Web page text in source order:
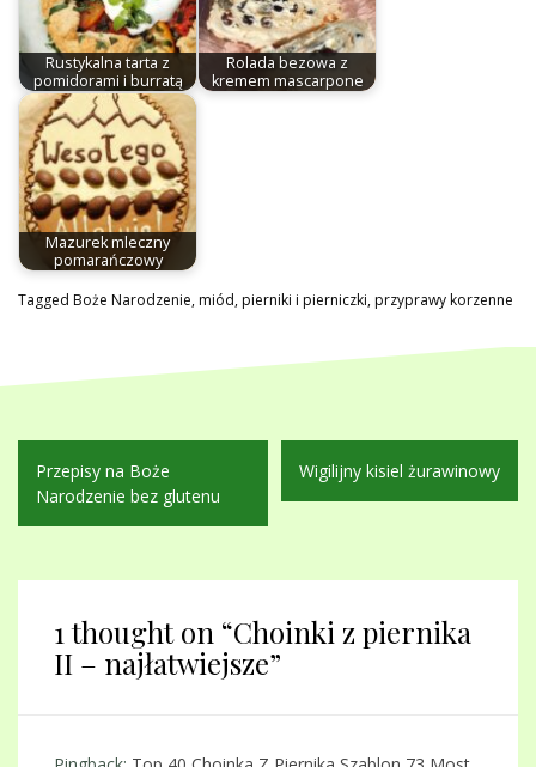
Rustykalna tarta z
pomidorami i burratą
Rolada bezowa z
kremem mascarpone
Mazurek mleczny
pomarańczowy
Tagged Boże Narodzenie,miód,pierniki i pierniczki,przyprawy korzenne
Nawigacja
wpisu
Przepisy na Boże
Narodzenie bez glutenu
Wigilijny kisiel żurawinowy
1 thought on “Choinki z piernika
II – najłatwiejsze”